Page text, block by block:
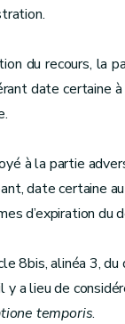
du recours, la
date certaine
à la partie
date certaine
d’expiration du
8bis, alinéa 3,
a lieu de
temporis.